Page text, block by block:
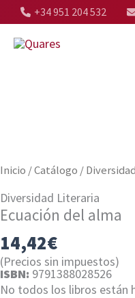
al
contenido
+34 951 204 532
Inicio /Catálogo /
Diversidad Literaria
Ecuación del alma
14,42€
(Precios sin impuestos)
ISBN: 9791388028526
No todos los libros están